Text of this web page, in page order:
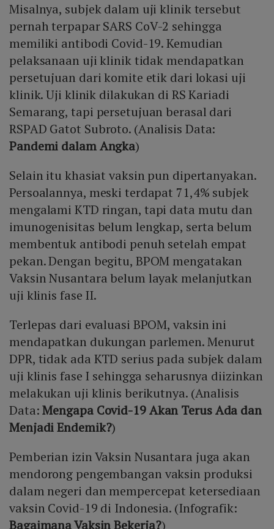
Misalnya, subjek dalam uji klinik tersebut
pernah terpapar SARS CoV-2 sehingga
memiliki antibodi Covid-19. Kemudian
pelaksanaan uji klinik tidak mendapatkan
persetujuan dari komite etik dari lokasi uji
klinik. Uji klinik dilakukan di RS Kariadi
Semarang, tapi persetujuan berasal dari
RSPAD Gatot Subroto. (Analisis Data:
Pandemi dalam Angka)
Selain itu khasiat vaksin pun dipertanyakan.
Persoalannya, meski terdapat 71,4% subjek
mengalami KTD ringan, tapi data mutu dan
imunogenisitas belum lengkap, serta belum
membentuk antibodi penuh setelah empat
pekan. Dengan begitu, BPOM mengatakan
Vaksin Nusantara belum layak melanjutkan
uji klinis fase II.
Terlepas dari evaluasi BPOM, vaksin ini
mendapatkan dukungan parlemen. Menurut
DPR, tidak ada KTD serius pada subjek dalam
uji klinis fase I sehingga seharusnya diizinkan
melakukan uji klinis berikutnya. (Analisis
Data:Mengapa Covid-19 Akan Terus Ada dan
Menjadi Endemik?)
Pemberian izin Vaksin Nusantara juga akan
mendorong pengembangan vaksin produksi
dalam negeri dan mempercepat ketersediaan
vaksin Covid-19 di Indonesia. (Infografik:
Bagaimana Vaksin Bekerja?)